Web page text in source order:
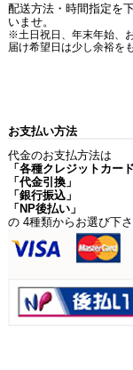
配送方法・時間指定を
いませ。
※土日祝日、年末年始、
届け希望日は少し余裕を
お支払い方法
代金のお支払方法は
「各種クレジットカード
「代金引換」
「銀行振込」
「NP後払い」
の 4種類からお選び下さ